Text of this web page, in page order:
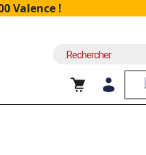
Valence !
Recherche